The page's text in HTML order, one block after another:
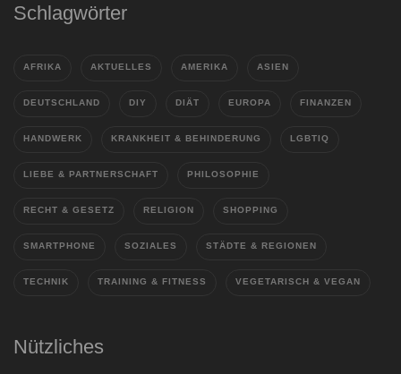
Schlagwörter
AFRIKA AKTUELLES AMERIKA ASIEN
DEUTSCHLAND DIY DIÄT EUROPA FINANZEN
HANDWERK KRANKHEIT & BEHINDERUNG LGBTIQ
LIEBE & PARTNERSCHAFT PHILOSOPHIE
RECHT & GESETZ RELIGION SHOPPING
SMARTPHONE SOZIALES STÄDTE & REGIONEN
TECHNIK TRAINING & FITNESS VEGETARISCH & VEGAN
Nützliches